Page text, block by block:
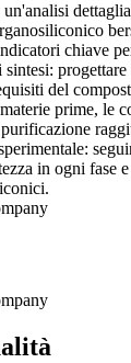
chiave
del
prime, le
in ogni fase